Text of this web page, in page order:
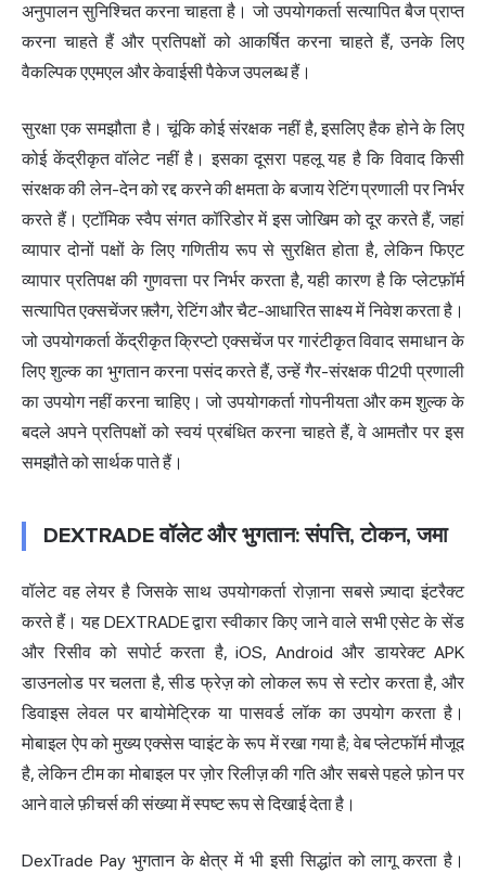
अनुपालन सुनिश्चित करना चाहता है। जो उपयोगकर्ता सत्यापित बैज प्राप्त
करना चाहते हैं और प्रतिपक्षों को आकर्षित करना चाहते हैं, उनके लिए
वैकल्पिक एएमएल और केवाईसी पैकेज उपलब्ध हैं।
सुरक्षा एक समझौता है। चूंकि कोई संरक्षक नहीं है, इसलिए हैक होने के लिए
कोई केंद्रीकृत वॉलेट नहीं है। इसका दूसरा पहलू यह है कि विवाद किसी
संरक्षक की लेन-देन को रद्द करने की क्षमता के बजाय रेटिंग प्रणाली पर निर्भर
करते हैं। एटॉमिक स्वैप संगत कॉरिडोर में इस जोखिम को दूर करते हैं, जहां
व्यापार दोनों पक्षों के लिए गणितीय रूप से सुरक्षित होता है, लेकिन फिएट
व्यापार प्रतिपक्ष की गुणवत्ता पर निर्भर करता है, यही कारण है कि प्लेटफ़ॉर्म
सत्यापित एक्सचेंजर फ़्लैग, रेटिंग और चैट-आधारित साक्ष्य में निवेश करता है।
जो उपयोगकर्ता केंद्रीकृत क्रिप्टो एक्सचेंज पर गारंटीकृत विवाद समाधान के
लिए शुल्क का भुगतान करना पसंद करते हैं, उन्हें गैर-संरक्षक पी2पी प्रणाली
का उपयोग नहीं करना चाहिए। जो उपयोगकर्ता गोपनीयता और कम शुल्क के
बदले अपने प्रतिपक्षों को स्वयं प्रबंधित करना चाहते हैं, वे आमतौर पर इस
समझौते को सार्थक पाते हैं।
DEXTRADE वॉलेट और भुगतान: संपत्ति, टोकन, जमा
वॉलेट वह लेयर है जिसके साथ उपयोगकर्ता रोज़ाना सबसे ज़्यादा इंटरैक्ट
करते हैं। यह DEXTRADE द्वारा स्वीकार किए जाने वाले सभी एसेट के सेंड
और रिसीव को सपोर्ट करता है, iOS, Android और डायरेक्ट APK
डाउनलोड पर चलता है, सीड फ्रेज़ को लोकल रूप से स्टोर करता है, और
डिवाइस लेवल पर बायोमेट्रिक या पासवर्ड लॉक का उपयोग करता है।
मोबाइल ऐप को मुख्य एक्सेस प्वाइंट के रूप में रखा गया है; वेब प्लेटफॉर्म मौजूद
है, लेकिन टीम का मोबाइल पर ज़ोर रिलीज़ की गति और सबसे पहले फ़ोन पर
आने वाले फ़ीचर्स की संख्या में स्पष्ट रूप से दिखाई देता है।
DexTrade Pay भुगतान के क्षेत्र में भी इसी सिद्धांत को लागू करता है।